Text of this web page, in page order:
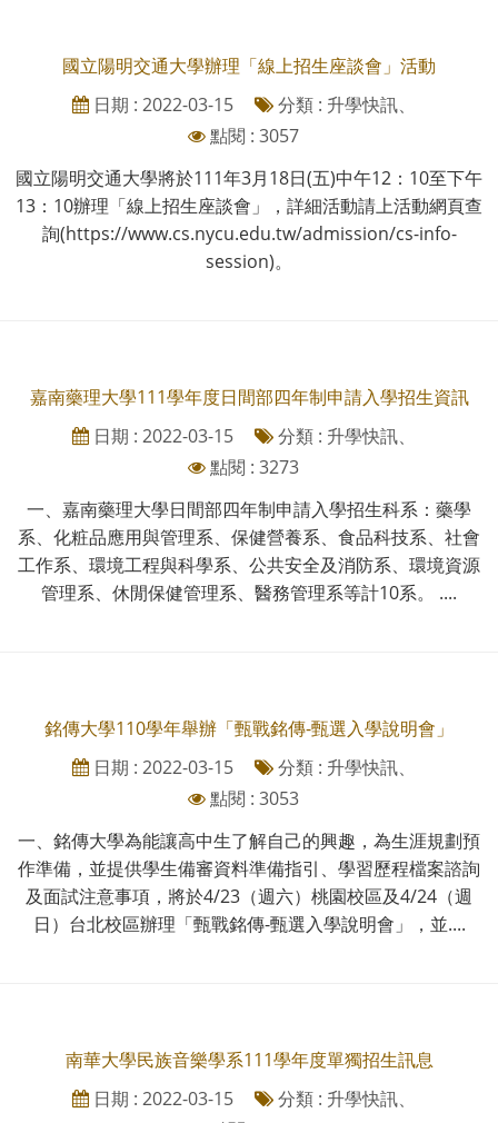
國立陽明交通大學辦理「線上招生座談會」活動
日期 : 2022-03-15
分類 : 升學快訊、
點閱 : 3057
國立陽明交通大學將於111年3月18日(五)中午12：10至下午
13：10辦理「線上招生座談會」，詳細活動請上活動網頁查
詢(https://www.cs.nycu.edu.tw/admission/cs-info-
session)。
嘉南藥理大學111學年度日間部四年制申請入學招生資訊
日期 : 2022-03-15
分類 : 升學快訊、
點閱 : 3273
一、嘉南藥理大學日間部四年制申請入學招生科系：藥學
系、化粧品應用與管理系、保健營養系、食品科技系、社會
工作系、環境工程與科學系、公共安全及消防系、環境資源
管理系、休閒保健管理系、醫務管理系等計10系。 ....
銘傳大學110學年舉辦「甄戰銘傳-甄選入學說明會」
日期 : 2022-03-15
分類 : 升學快訊、
點閱 : 3053
一、銘傳大學為能讓高中生了解自己的興趣，為生涯規劃預
作準備，並提供學生備審資料準備指引、學習歷程檔案諮詢
及面試注意事項，將於4/23（週六）桃園校區及4/24（週
日）台北校區辦理「甄戰銘傳-甄選入學說明會」，並....
南華大學民族音樂學系111學年度單獨招生訊息
日期 : 2022-03-15
分類 : 升學快訊、